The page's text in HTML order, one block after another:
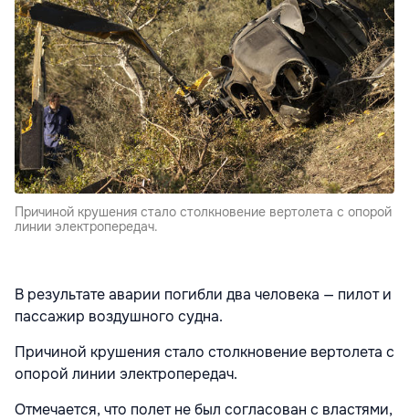
Причиной крушения стало столкновение вертолета с опорой
линии электропередач.
В результате аварии погибли два человека — пилот и
пассажир воздушного судна.
Причиной крушения стало столкновение вертолета с
опорой линии электропередач.
Отмечается, что полет не был согласован с властями,